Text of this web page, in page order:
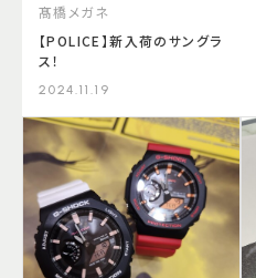
髙橋メガネ
【POLICE】新入荷のサングラ
ス！
2024.11.19